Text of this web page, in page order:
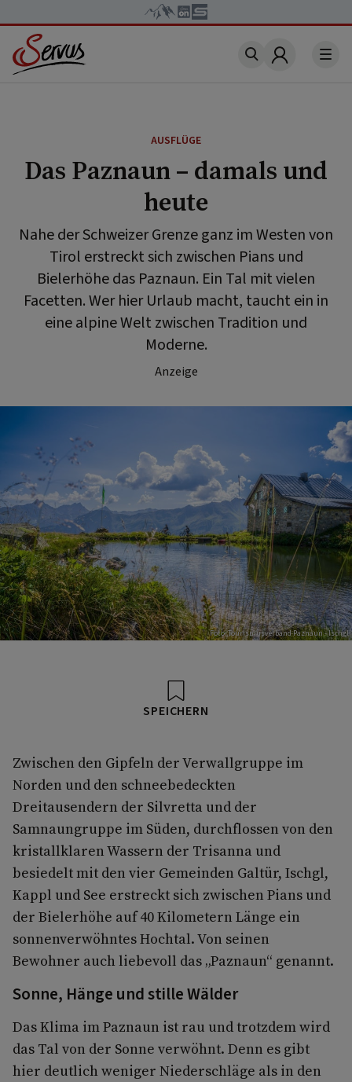
Account
AUSFLÜGE
Das Paznaun – damals und
heute
Nahe der Schweizer Grenze ganz im Westen von
Tirol erstreckt sich zwischen Pians und
Bielerhöhe das Paznaun. Ein Tal mit vielen
Facetten. Wer hier Urlaub macht, taucht ein in
eine alpine Welt zwischen Tradition und
Moderne.
Anzeige
Foto: Tourismusverband Paznaun - Ischgl
SPEICHERN
Zwischen den Gipfeln der Verwallgruppe im
Norden und den schneebedeckten
Dreitausendern der Silvretta und der
Samnaungruppe im Süden, durchflossen von den
kristallklaren Wassern der Trisanna und
besiedelt mit den vier Gemeinden Galtür, Ischgl,
Kappl und See erstreckt sich zwischen Pians und
der Bielerhöhe auf 40 Kilometern Länge ein
sonnenverwöhntes Hochtal. Von seinen
Bewohner auch liebevoll das „Paznaun“ genannt.
Sonne, Hänge und stille Wälder
Das Klima im Paznaun ist rau und trotzdem wird
das Tal von der Sonne verwöhnt. Denn es gibt
hier deutlich weniger Niederschläge als in den